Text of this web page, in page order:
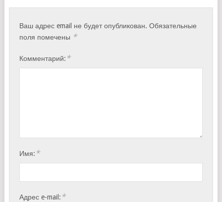
Ваш адрес email не будет опубликован. Обязательные
поля помечены *
Комментарий: *
Имя: *
Адрес e-mail: *